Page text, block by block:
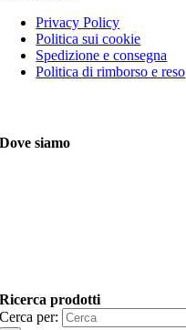
Privacy Policy
Politica sui cookie
Spedizione e consegna
Politica di rimborso e reso
Dove siamo
Ricerca prodotti
Cerca per: